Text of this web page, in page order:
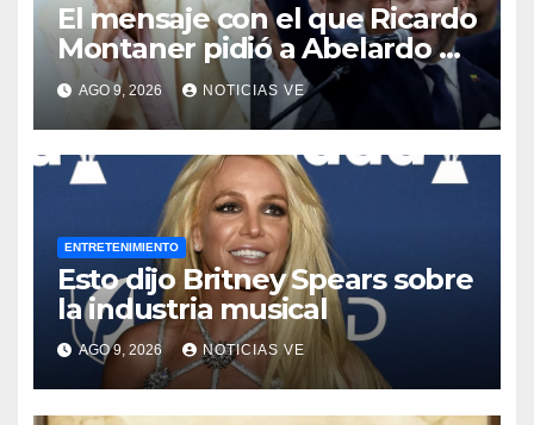
El mensaje con el que Ricardo
Montaner pidió a Abelardo de
la Espriella ayudar a
Venezuela
AGO 9, 2026 NOTICIAS VE
ENTRETENIMIENTO
Esto dijo Britney Spears sobre
la industria musical
AGO 9, 2026 NOTICIAS VE